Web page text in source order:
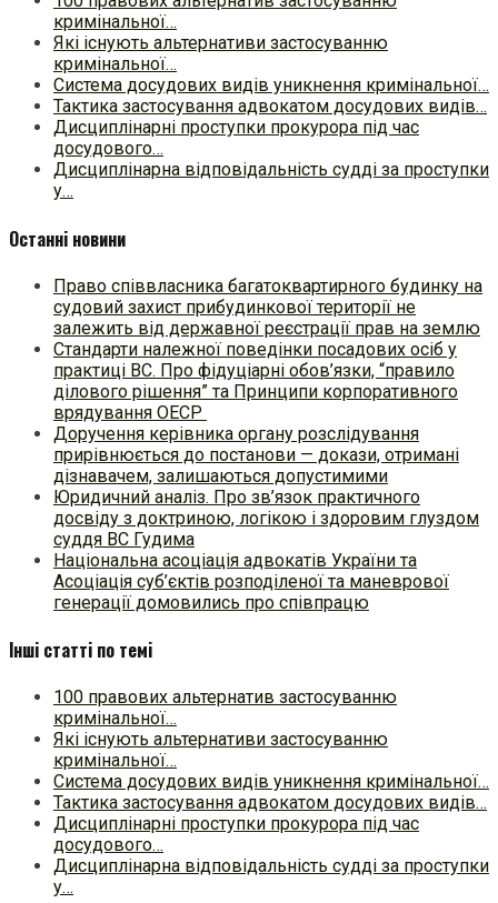
кримінальної…
Які існують альтернативи застосуванню
кримінальної…
Система досудових видів уникнення кримінальної…
Тактика застосування адвокатом досудових видів…
Дисциплінарні проступки прокурора під час
досудового…
Дисциплінарна відповідальність судді за проступки
у…
Останні новини
Право співвласника багатоквартирного будинку на
судовий захист прибудинкової території не
залежить від державної реєстрації прав на землю
Стандарти належної поведінки посадових осіб у
практиці ВC. Про фідуціарні обов’язки, “правило
ділового рішення” та Принципи корпоративного
врядування ОЕСР
Доручення керівника органу розслідування
прирівнюється до постанови — докази, отримані
дізнавачем, залишаються допустимими
Юридичний аналіз. Про зв’язок практичного
досвіду з доктриною, логікою і здоровим глуздом
суддя ВС Гудима
Національна асоціація адвокатів України та
Асоціація суб’єктів розподіленої та маневрової
генерації домовились про співпрацю
Інші статті по темі
100 правових альтернатив застосуванню
кримінальної…
Які існують альтернативи застосуванню
кримінальної…
Система досудових видів уникнення кримінальної…
Тактика застосування адвокатом досудових видів…
Дисциплінарні проступки прокурора під час
досудового…
Дисциплінарна відповідальність судді за проступки
у…